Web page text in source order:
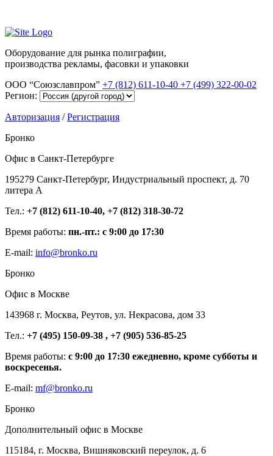
Оборудование для рынка полиграфии,
производства рекламы, фасовки и упаковки
ООО “Союзславпром” +7 (812) 611-10-40 +7 (499) 322-00-02
Регион:
Авторизация /Регистрация
Бронко
Офис в Санкт-Петербурге
195279 Санкт-Петербург, Индустриальный проспект, д. 70
литера А
Тел.: +7 (812) 611-10-40, +7 (812) 318-30-72
Время работы: пн.-пт.: с 9:00 до 17:30
E-mail: info@bronko.ru
Бронко
Офис в Москве
143968 г. Москва, Реутов, ул. Некрасова, дом 33
Тел.: +7 (495) 150-09-38 , +7 (905) 536-85-25
Время работы: с 9:00 до 17:30 ежедневно, кроме субботы и
воскресенья.
E-mail: mf@bronko.ru
Бронко
Дополнительный офис в Москве
115184, г. Москва, Вишняковский переулок, д. 6